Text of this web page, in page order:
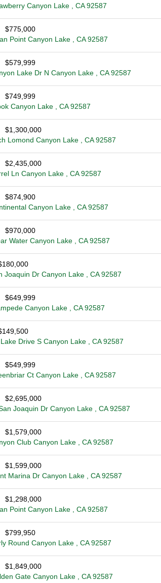
Canyon Lake , CA 92587
$775,000
Point Canyon Lake , CA 92587
$579,999
Lake Dr N Canyon Lake , CA 92587
$749,999
Canyon Lake , CA 92587
$1,300,000
Lomond Canyon Lake , CA 92587
$2,435,000
Ln Canyon Lake , CA 92587
$874,900
Canyon Lake , CA 92587
$970,000
Water Canyon Lake , CA 92587
Joaquin Dr Canyon Lake , CA 92587
$649,999
Canyon Lake , CA 92587
Drive S Canyon Lake , CA 92587
$549,999
Ct Canyon Lake , CA 92587
$2,695,000
Joaquin Dr Canyon Lake , CA 92587
$1,579,000
Club Canyon Lake , CA 92587
$1,599,000
Marina Dr Canyon Lake , CA 92587
$1,298,000
Point Canyon Lake , CA 92587
$799,950
Round Canyon Lake , CA 92587
$1,849,000
Gate Canyon Lake , CA 92587